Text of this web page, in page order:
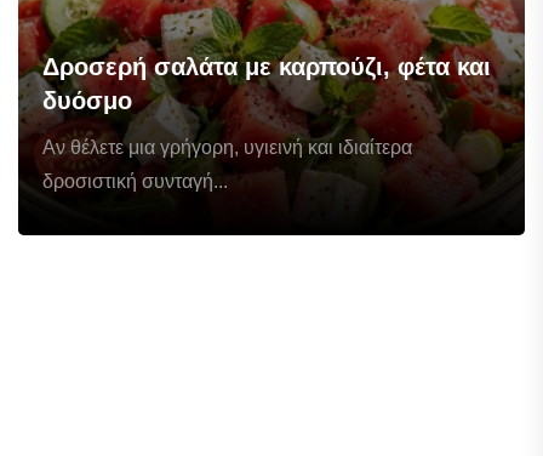
Δροσερή σαλάτα με καρπούζι, φέτα και
δυόσμο
Αν θέλετε μια γρήγορη, υγιεινή και ιδιαίτερα
δροσιστική συνταγή...